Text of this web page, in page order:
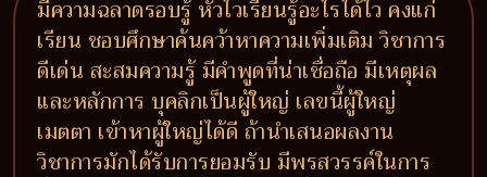
มีความฉลาดรอบรู้ หัวไวเรียนรู้อะไรได้ไว คงแก่
เรียน ชอบศึกษาค้นคว้าหาความเพิ่มเติม วิชาการ
ดีเด่น สะสมความรู้ มีคำพูดที่น่าเชื่อถือ มีเหตุผล
และหลักการ บุคลิกเป็นผู้ใหญ่ เลขนี้ผู้ใหญ่
เมตตา เข้าหาผู้ใหญ่ได้ดี ถ้านำเสนอผลงาน
วิชาการมักได้รับการยอมรับ มีพรสวรรค์ในการ